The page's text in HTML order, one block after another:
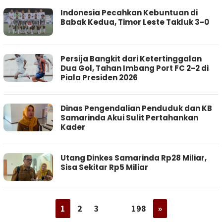
Indonesia Pecahkan Kebuntuan di
Babak Kedua, Timor Leste Takluk 3-0
Persija Bangkit dari Ketertinggalan
Dua Gol, Tahan Imbang Port FC 2-2 di
Piala Presiden 2026
Dinas Pengendalian Penduduk dan KB
Samarinda Akui Sulit Pertahankan
Kader
Utang Dinkes Samarinda Rp28 Miliar,
Sisa Sekitar Rp5 Miliar
1 2 3 198 »